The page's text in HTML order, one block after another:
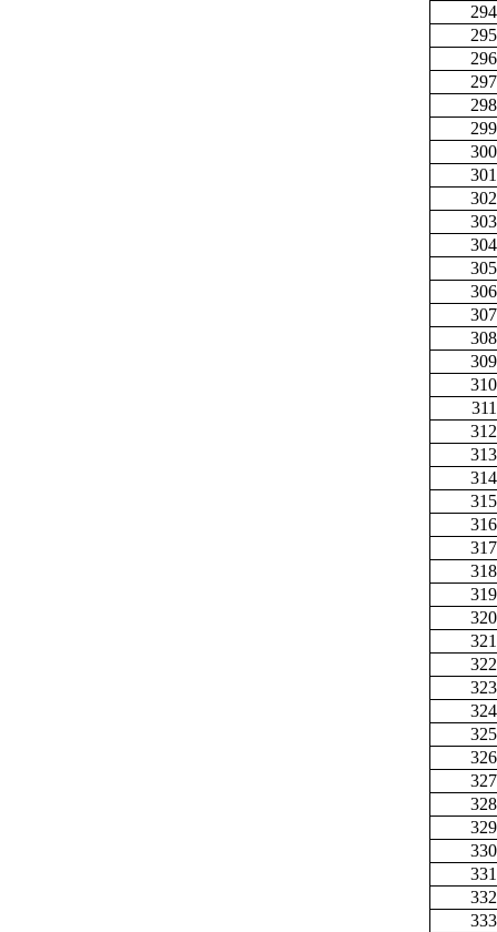
294
295
296
297
298
299
300
301
302
303
304
305
306
307
308
309
310
311
312
313
314
315
316
317
318
319
320
321
322
323
324
325
326
327
328
329
330
331
332
333